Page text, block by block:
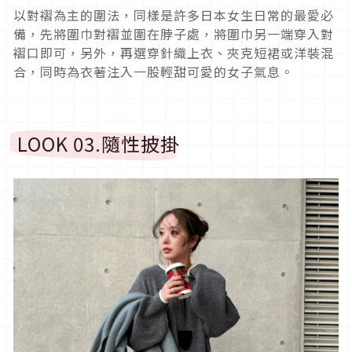
以對褶為主的圍法，同樣是許多日本女生日常的最愛必
備，先將圍巾對褶並圍在脖子處，將圍巾另一端穿入對
褶口即可，另外，再選穿針織上衣、夾克短裙或洋裝混
合，同時為衣著注入一股輕甜可愛的女子氣息。
LOOK 03.隨性披掛